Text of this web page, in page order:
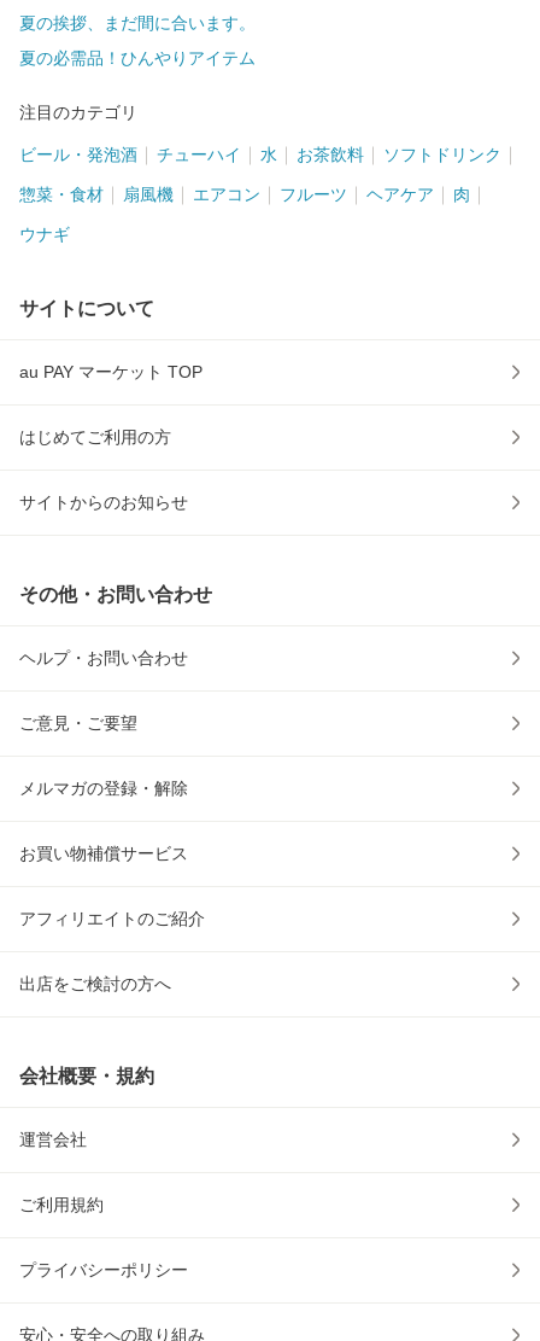
夏の挨拶、まだ間に合います。
夏の必需品！ひんやりアイテム
注目のカテゴリ
ビール・発泡酒 チューハイ 水 お茶飲料 ソフトドリンク
惣菜・食材 扇風機 エアコン フルーツ ヘアケア 肉
ウナギ
サイトについて
au PAY マーケット TOP
はじめてご利用の方
サイトからのお知らせ
その他・お問い合わせ
ヘルプ・お問い合わせ
ご意見・ご要望
メルマガの登録・解除
お買い物補償サービス
アフィリエイトのご紹介
出店をご検討の方へ
会社概要・規約
運営会社
ご利用規約
プライバシーポリシー
安心・安全への取り組み